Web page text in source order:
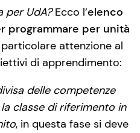
per UdA?Ecco l’elenco
programmare per unità
attenzione al
di apprendimento:
delle competenze
classe di riferimento in
, in questa fase si deve